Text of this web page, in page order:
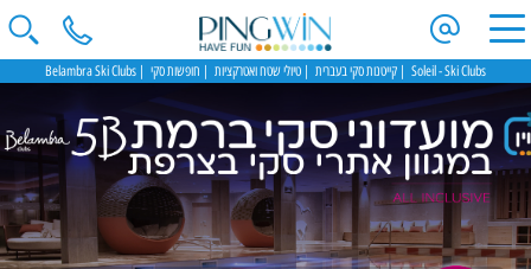
Soleil - Ski Clubs קייטנות סקי בעברית טיולי שטח ואטרקציות חופשות סקי Belambra Ski Clubs